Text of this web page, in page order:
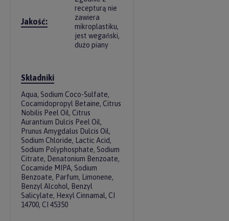
Jakość:
recepturą nie
zawiera
mikroplastiku,
jest wegański,
dużo piany
Składniki
Aqua, Sodium Coco-Sulfate,
Cocamidopropyl Betaine, Citrus
Nobilis Peel Oil, Citrus
Aurantium Dulcis Peel Oil,
Prunus Amygdalus Dulcis Oil,
Sodium Chloride, Lactic Acid,
Sodium Polyphosphate, Sodium
Citrate, Denatonium Benzoate,
Cocamide MIPA, Sodium
Benzoate, Parfum, Limonene,
Benzyl Alcohol, Benzyl
Salicylate, Hexyl Cinnamal, CI
14700, CI 45350